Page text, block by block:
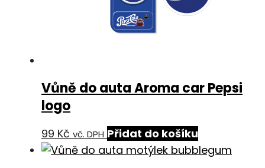
Vůně do auta Aroma car Pepsi
logo
99 Kč vč. DPH Přidat do košíku